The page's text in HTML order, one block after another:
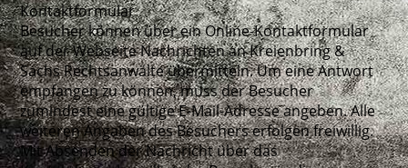
Kontaktformular
Besucher können über ein Online-Kontaktformular
auf der Webseite Nachrichten an Kreienbring &
Sachs Rechtsanwälte übermitteln. Um eine Antwort
empfangen zu können, muss der Besucher
zumindest eine gültige E-Mail-Adresse angeben. Alle
weiteren Angaben des Besuchers erfolgen freiwillig.
Mit Absenden der Nachricht über das